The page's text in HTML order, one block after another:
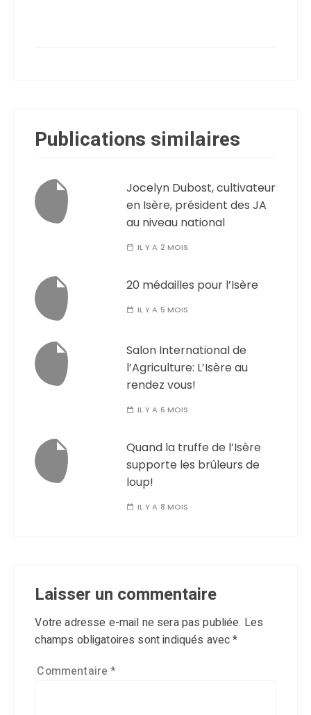
Publications similaires
Jocelyn Dubost, cultivateur
en Isère, président des JA
au niveau national
IL Y A 2 MOIS
20 médailles pour l’Isère
IL Y A 5 MOIS
Salon International de
l’Agriculture: L’Isère au
rendez vous!
IL Y A 6 MOIS
Quand la truffe de l’Isère
supporte les brûleurs de
loup!
IL Y A 8 MOIS
Laisser un commentaire
Votre adresse e-mail ne sera pas publiée. Les
champs obligatoires sont indiqués avec*
Commentaire*